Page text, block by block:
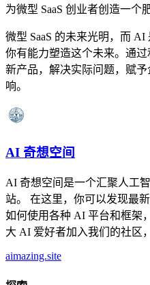
为微型 SaaS 创业者创造一个
微型 SaaS 的未来光明，而 AI
你有能力塑造这个未来。通
新产品，解决实际问题，赋
响。
AI 奇想空间
AI 奇想空间是一个汇聚人工
站。 在这里，你可以发现最
如何使用各种 AI 平台和框架
大 AI 爱好者加入我们的社区
aimazing.site